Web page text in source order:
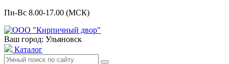
Пн-Вс 8.00-17.00 (МСК)
Ваш город: Ульяновск
Каталог